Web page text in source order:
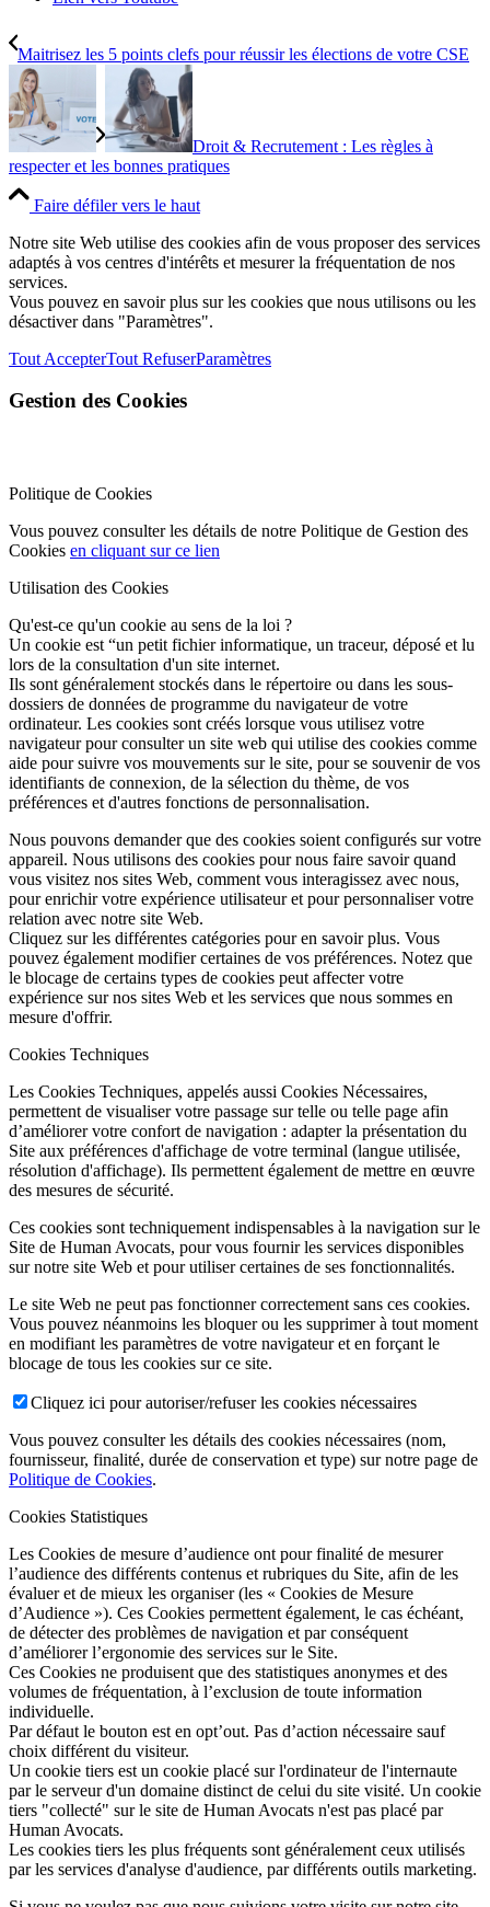
Maitrisez les 5 points clefs pour réussir les élections de votre CSE
Droit & Recrutement : Les règles à
respecter et les bonnes pratiques
Faire défiler vers le haut
Notre site Web utilise des cookies afin de vous proposer des services
adaptés à vos centres d'intérêts et mesurer la fréquentation de nos
services.
Vous pouvez en savoir plus sur les cookies que nous utilisons ou les
désactiver dans "Paramètres".
Tout AccepterTout RefuserParamètres
Gestion des Cookies
Politique de Cookies
Vous pouvez consulter les détails de notre Politique de Gestion des
Cookies en cliquant sur ce lien
Utilisation des Cookies
Qu'est-ce qu'un cookie au sens de la loi ?
Un cookie est “un petit fichier informatique, un traceur, déposé et lu
lors de la consultation d'un site internet.
Ils sont généralement stockés dans le répertoire ou dans les sous-
dossiers de données de programme du navigateur de votre
ordinateur. Les cookies sont créés lorsque vous utilisez votre
navigateur pour consulter un site web qui utilise des cookies comme
aide pour suivre vos mouvements sur le site, pour se souvenir de vos
identifiants de connexion, de la sélection du thème, de vos
préférences et d'autres fonctions de personnalisation.
Nous pouvons demander que des cookies soient configurés sur votre
appareil. Nous utilisons des cookies pour nous faire savoir quand
vous visitez nos sites Web, comment vous interagissez avec nous,
pour enrichir votre expérience utilisateur et pour personnaliser votre
relation avec notre site Web.
Cliquez sur les différentes catégories pour en savoir plus. Vous
pouvez également modifier certaines de vos préférences. Notez que
le blocage de certains types de cookies peut affecter votre
expérience sur nos sites Web et les services que nous sommes en
mesure d'offrir.
Cookies Techniques
Les Cookies Techniques, appelés aussi Cookies Nécessaires,
permettent de visualiser votre passage sur telle ou telle page afin
d’améliorer votre confort de navigation : adapter la présentation du
Site aux préférences d'affichage de votre terminal (langue utilisée,
résolution d'affichage). Ils permettent également de mettre en œuvre
des mesures de sécurité.
Ces cookies sont techniquement indispensables à la navigation sur le
Site de Human Avocats, pour vous fournir les services disponibles
sur notre site Web et pour utiliser certaines de ses fonctionnalités.
Le site Web ne peut pas fonctionner correctement sans ces cookies.
Vous pouvez néanmoins les bloquer ou les supprimer à tout moment
en modifiant les paramètres de votre navigateur et en forçant le
blocage de tous les cookies sur ce site.
Cliquez ici pour autoriser/refuser les cookies nécessaires
Vous pouvez consulter les détails des cookies nécessaires (nom,
fournisseur, finalité, durée de conservation et type) sur notre page de
Politique de Cookies.
Cookies Statistiques
Les Cookies de mesure d’audience ont pour finalité de mesurer
l’audience des différents contenus et rubriques du Site, afin de les
évaluer et de mieux les organiser (les « Cookies de Mesure
d’Audience »). Ces Cookies permettent également, le cas échéant,
de détecter des problèmes de navigation et par conséquent
d’améliorer l’ergonomie des services sur le Site.
Ces Cookies ne produisent que des statistiques anonymes et des
volumes de fréquentation, à l’exclusion de toute information
individuelle.
Par défaut le bouton est en opt’out. Pas d’action nécessaire sauf
choix différent du visiteur.
Un cookie tiers est un cookie placé sur l'ordinateur de l'internaute
par le serveur d'un domaine distinct de celui du site visité. Un cookie
tiers "collecté" sur le site de Human Avocats n'est pas placé par
Human Avocats.
Les cookies tiers les plus fréquents sont généralement ceux utilisés
par les services d'analyse d'audience, par différents outils marketing.